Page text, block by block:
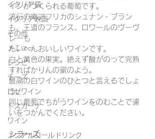
イタリア語
イタリア映画
その他
メニュー
レシピ
チーズ
ロゼワイン
トスカーナ
ワイン
ノンアルコールドリンク
インがつくられる葡萄です。
流行の南アフリカのシュナン・ブラン
も、王道のフランス、ロワールのヴーヴ
レーも
たいへんおいしいワインです。
白と黄色の果実。絶えず酸がのって完熟
すればかりんの蜜のよう。
最高の白ワインのひとつと言えるでしょ
う。
同じ葡萄でちがうワインをのむことで違
いをつかんでください。
シラーズ